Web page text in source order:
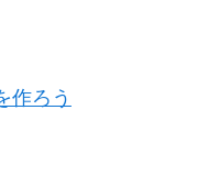
作ろう